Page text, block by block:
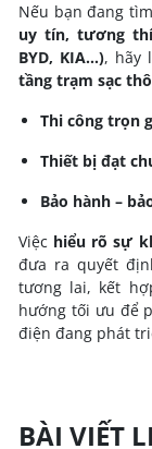
Nếu bạn đang
uy tín, tương
BYD, KIA…), hãy
tầng trạm sạc
Thi công trọn
Thiết bị đạt
Bảo hành –
Việc hiểu rõ sự
đưa ra quyết
tương lai, kết
hướng tối ưu để
điện đang phát
BÀI VIẾT